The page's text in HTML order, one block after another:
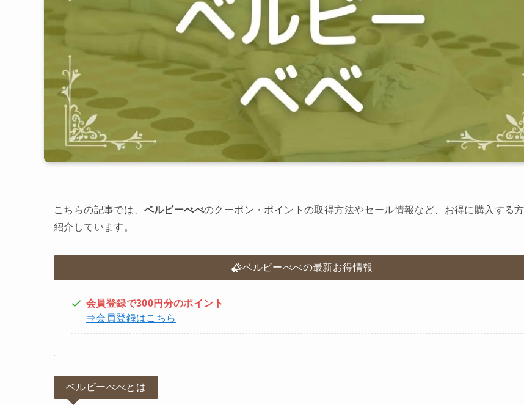
こちらの記事では、 ベルビーべべのクーポン・ポイントの取得方法やセール情報など、お得に購入する
紹介しています。
ベルビーべべの最新お得情報
会員登録で300円分のポイント
⇒会員登録はこちら
ベルビーべべとは